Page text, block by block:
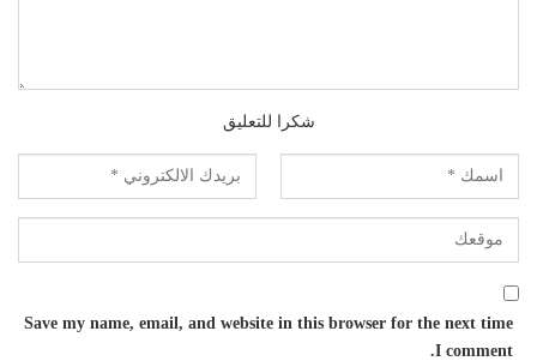
شكرا للتعليق
Save my name, email, and website in this browser for the next time
I comment.